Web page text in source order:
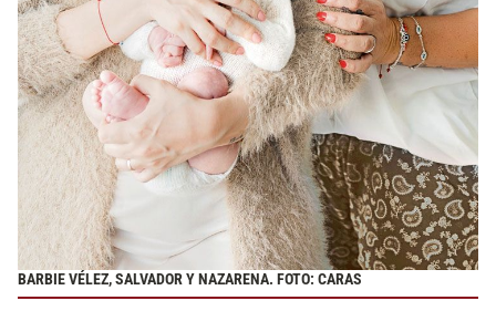
BARBIE VÉLEZ, SALVADOR Y NAZARENA. FOTO: CARAS